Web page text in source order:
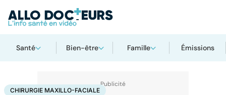
Santé Bien-être Famille Émissions
AccueilSantéMaladiesChirurgie maxillo-faciale
CHIRURGIE MAXILLO-FACIALE